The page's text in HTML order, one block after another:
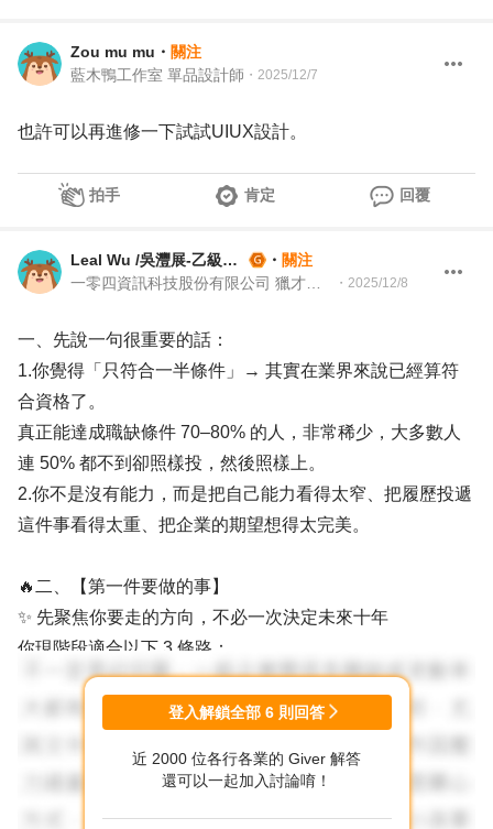
Zou mu mu ・ 關注
藍木鴨工作室 單品設計師 ・ 2025/12/7
也許可以再進修一下試試UIUX設計。
拍手 肯定 回覆
Leal Wu /吳灃展-乙級就業服務技術士 ・ 關注
・ 2025/12/8
一、先說一句很重要的話：
1.你覺得「只符合一半條件」→ 其實在業界來說已經算符
合資格了。
真正能達成職缺條件 70–80% 的人，非常稀少，大多數人
連 50% 都不到卻照樣投，然後照樣上。
2.你不是沒有能力，而是把自己能力看得太窄、把履歷投遞
這件事看得太重、把企業的期望想得太完美。
🔥二、【第一件要做的事】
✨ 先聚焦你要走的方向，不必一次決定未來十年
你現階段適合以下 3 條路：
1.🔹方向A：軟體工程師（後端或全端初階）
✔ Java、C++、Python 都有
登入解鎖全部 6 則回答
近 2000 位各行各業的 Giver 解答
還可以一起加入討論唷！